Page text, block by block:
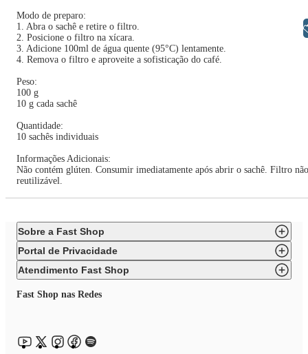
Modo de preparo:
1. Abra o sachê e retire o filtro.
2. Posicione o filtro na xícara.
3. Adicione 100ml de água quente (95°C) lentamente.
4. Remova o filtro e aproveite a sofisticação do café.
Peso:
100 g
10 g cada sachê
Quantidade:
10 sachês individuais
Informações Adicionais:
Não contém glúten. Consumir imediatamente após abrir o sachê. Filtro não
reutilizável.
Sobre a Fast Shop
Portal de Privacidade
Atendimento Fast Shop
Fast Shop nas Redes